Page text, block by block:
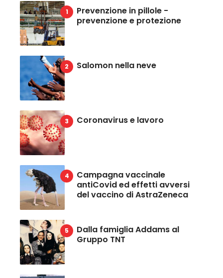
Prevenzione in pillole -
prevenzione e protezione
Salomon nella neve
Coronavirus e lavoro
Campagna vaccinale
antiCovid ed effetti avversi
del vaccino di AstraZeneca
Dalla famiglia Addams al
Gruppo TNT